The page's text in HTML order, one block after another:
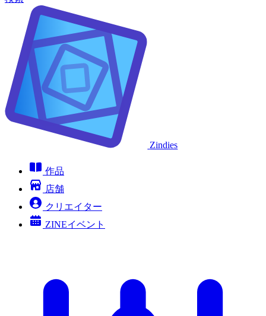
Zindies
作品
店舗
クリエイター
ZINEイベント